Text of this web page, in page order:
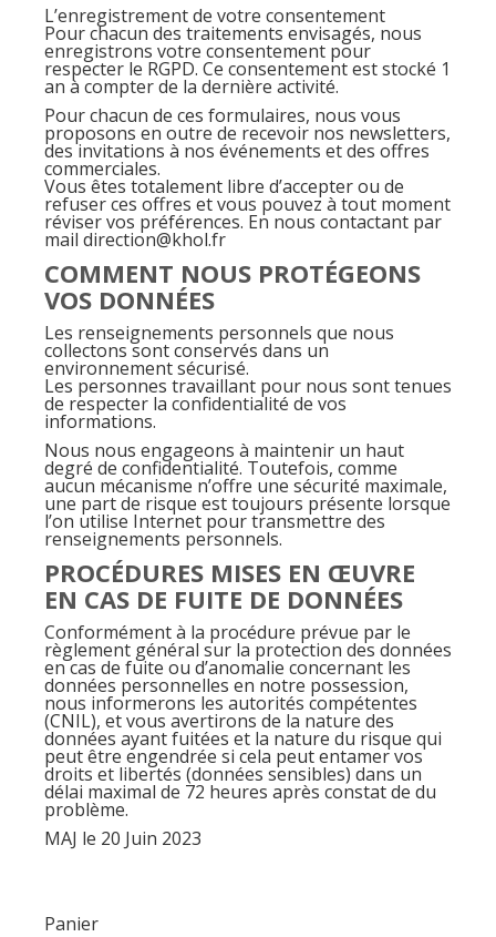
L’enregistrement de votre consentement
Pour chacun des traitements envisagés, nous
enregistrons votre consentement pour
respecter le RGPD. Ce consentement est stocké 1
an à compter de la dernière activité.
Pour chacun de ces formulaires, nous vous
proposons en outre de recevoir nos newsletters,
des invitations à nos événements et des offres
commerciales.
Vous êtes totalement libre d’accepter ou de
refuser ces offres et vous pouvez à tout moment
réviser vos préférences. En nous contactant par
mail direction@khol.fr
COMMENT NOUS PROTÉGEONS
VOS DONNÉES
Les renseignements personnels que nous
collectons sont conservés dans un
environnement sécurisé.
Les personnes travaillant pour nous sont tenues
de respecter la confidentialité de vos
informations.
Nous nous engageons à maintenir un haut
degré de confidentialité. Toutefois, comme
aucun mécanisme n’offre une sécurité maximale,
une part de risque est toujours présente lorsque
l’on utilise Internet pour transmettre des
renseignements personnels.
PROCÉDURES MISES EN ŒUVRE
EN CAS DE FUITE DE DONNÉES
Conformément à la procédure prévue par le
règlement général sur la protection des données
en cas de fuite ou d’anomalie concernant les
données personnelles en notre possession,
nous informerons les autorités compétentes
(CNIL), et vous avertirons de la nature des
données ayant fuitées et la nature du risque qui
peut être engendrée si cela peut entamer vos
droits et libertés (données sensibles) dans un
délai maximal de 72 heures après constat de du
problème.
MAJ le 20 Juin 2023
Panier